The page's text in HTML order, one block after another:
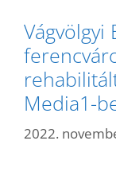
Vágvölgyi
Media1-
2022.